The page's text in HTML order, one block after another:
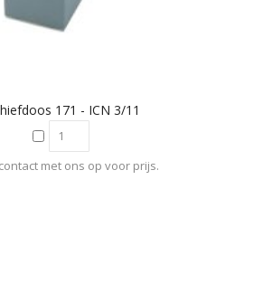
171 - ICN 3/11
met ons op voor prijs.